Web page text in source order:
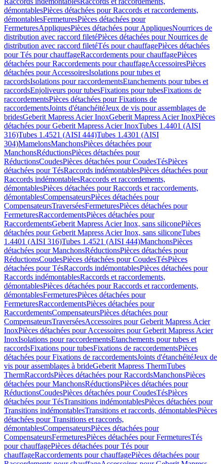
démontablesPièces détachées pour Raccords et raccordements,
démontablesFermeturesPièces détachées pour
FermeturesAppliquesPièces détachées pour AppliquesNourrices de
distribution avec raccord filetéPièces détachées pour Nourrices de
distribution avec raccord filetéTés pour chauffagePièces détachées
pour Tés pour chauffageRaccordements pour chauffagePièces
détachées pour Raccordements pour chauffageAccessoiresPièces
détachées pour AccessoiresIsolations pour tubes et
raccordsIsolations pour raccordementsEtanchements pour tubes et
raccordsEnjoliveurs pour tubesFixations pour tubesFixations de
raccordementsPièces détachées pour Fixations de
raccordementsJoints d'étanchéitéJeux de vis pour assemblages de
bridesGeberit Mapress Acier InoxGeberit Mapress Acier InoxPièces
détachées pour Geberit Mapress Acier InoxTubes 1.4401 (AISI
316)Tubes 1.4521 (AISI 444)Tubes 1.4301 (AISI
304)MamelonsManchonsPièces détachées pour
ManchonsRéductionsPièces détachées pour
RéductionsCoudesPièces détachées pour CoudesTésPièces
détachées pour TésRaccords indémontablesPièces détachées pour
Raccords indémontablesRaccords et raccordements,
démontablesPièces détachées pour Raccords et raccordements,
démontablesCompensateursPièces détachées pour
CompensateursTraverséesFermeturesPièces détachées pour
FermeturesRaccordementsPièces détachées pour
RaccordementsGeberit Mapress Acier Inox, sans siliconePièces
détachées pour Geberit Mapress Acier Inox, sans siliconeTubes
1.4401 (AISI 316)Tubes 1.4521 (AISI 444)ManchonsPièces
détachées pour ManchonsRéductionsPièces détachées pour
RéductionsCoudesPièces détachées pour CoudesTésPièces
détachées pour TésRaccords indémontablesPièces détachées pour
Raccords indémontablesRaccords et raccordements,
démontablesPièces détachées pour Raccords et raccordements,
démontablesFermeturesPièces détachées pour
FermeturesRaccordementsPièces détachées pour
RaccordementsCompensateursPièces détachées pour
CompensateursTraverséesAccessoires pour Geberit Mapress Acier
InoxPièces détachées pour Accessoires pour Geberit Mapress Acier
InoxIsolations pour raccordementsEtanchements pour tubes et
raccordsFixations pour tubesFixations de raccordementsPièces
détachées pour Fixations de raccordementsJoints d'étanchéitéJeux de
vis pour assemblages à brideGeberit Mapress ThermTubes
ThermRaccordsPièces détachées pour RaccordsManchonsPièces
détachées pour ManchonsRéductionsPièces détachées pour
RéductionsCoudesPièces détachées pour CoudesTésPièces
détachées pour TésTransitions indémontablesPièces détachées pour
Transitions indémontablesTransitions et raccords, démontablesPièces
détachées pour Transitions et raccords,
démontablesCompensateursPièces détachées pour
CompensateursFermeturesPièces détachées pour FermeturesTés
pour chauffagePièces détachées pour Tés pour
chauffageRaccordements pour chauffagePièces détachées pour